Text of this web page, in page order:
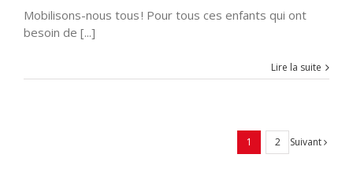
Mobilisons-nous tous ! Pour tous ces enfants qui ont
besoin de [...]
Lire la suite
1 2 Suivant